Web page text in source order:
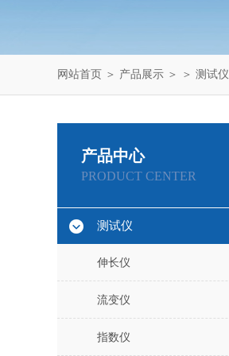
网站首页 ＞ 产品展示 ＞ ＞ 测试仪
产品中心
PRODUCT CENTER
测试仪
伸长仪
流变仪
指数仪